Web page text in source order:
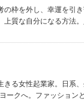
の枠を外し、幸運を引
質な自分になる方法
きる女性起業家。日系
ークへ。ファッション